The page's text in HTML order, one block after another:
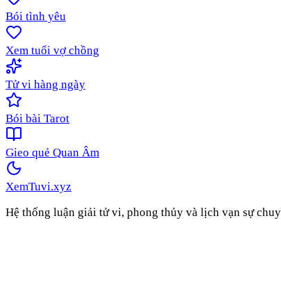
Bói tình yêu
Xem tuổi vợ chồng
Tử vi hàng ngày
Bói bài Tarot
Gieo quẻ Quan Âm
XemTuvi.xyz
Hệ thống luận giải tử vi, phong thủy và lịch vạn sự